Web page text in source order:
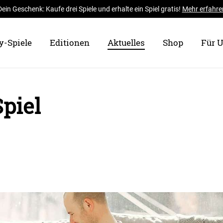
Geschenk: Kaufe drei Spiele und erhalte ein Spiel gratis! Mehr
Spiele Editionen Aktuelles Shop Für